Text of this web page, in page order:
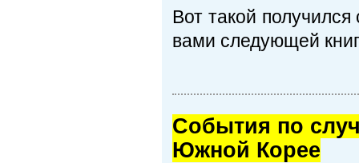
Вот такой
вами следующей
Cобытия по
Южной Корее